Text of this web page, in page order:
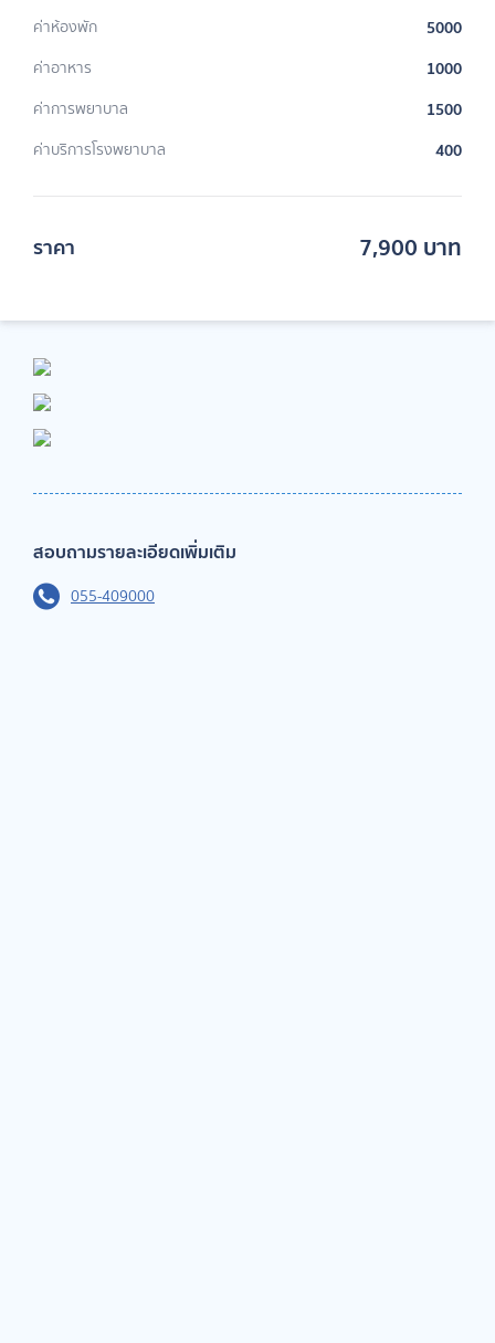
ค่าห้องพัก 5000
ค่าอาหาร 1000
ค่าการพยาบาล 1500
ค่าบริการโรงพยาบาล 400
ราคา 7,900 บาท
สอบถามรายละเอียดเพิ่มเติม
055-409000